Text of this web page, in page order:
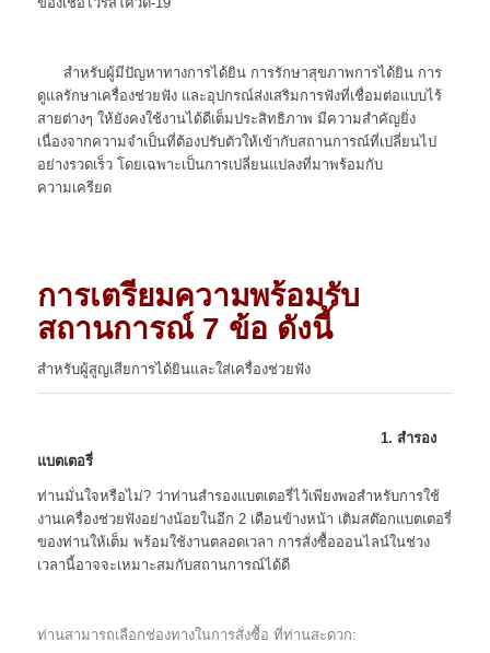
สำหรับผู้มีปัญหาทางการได้ยิน การรักษาสุขภาพการได้ยิน การ
ดูแลรักษาเครื่องช่วยฟัง และอุปกรณ์ส่งเสริมการฟังที่เชื่อมต่อแบบไร้
สายต่างๆ ให้ยังคงใช้งานได้ดีเต็มประสิทธิภาพ มีความสำคัญยิ่ง
เนื่องจากความจำเป็นที่ต้องปรับตัวให้เข้ากับสถานการณ์ที่เปลี่ยนไป
อย่างรวดเร็ว โดยเฉพาะเป็นการเปลี่ยนแปลงที่มาพร้อมกับ
ความเครียด
การเตรียมความพร้อมรับ
สถานการณ์ 7 ข้อ ดังนี้
สำหรับผู้สูญเสียการได้ยินและใส่เครื่องช่วยฟัง
1. สำรอง
แบตเตอรี่
ท่านมั่นใจหรือไม่? ว่าท่านสำรองแบตเตอรี่ไว้เพียงพอสำหรับการใช้
งานเครื่องช่วยฟังอย่างน้อยในอีก 2 เดือนข้างหน้า เติมสต๊อกแบตเตอรี่
ของท่านให้เต็ม พร้อมใช้งานตลอดเวลา การสั่งซื้อออนไลน์ในช่วง
เวลานี้อาจจะเหมาะสมกับสถานการณ์ได้ดี
ท่านสามารถเลือกช่องทางในการสั่งซื้อ ที่ท่านสะดวก: